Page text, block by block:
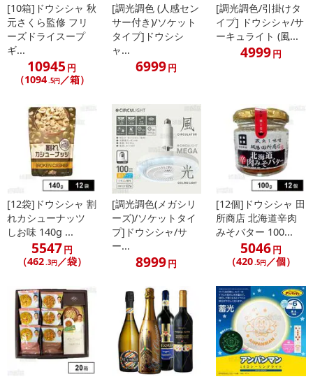
[10箱]ドウシシャ 秋
元さくら監修 フリ
ーズドライスープ
ギ...
10945 円
（1094.5円／箱）
[調光調色 (人感セン
サー付き)/ソケット
タイプ]ドウシシ
ャ...
6999円
[調光調色/引掛けタ
イプ] ドウシシャ/サ
ーキュライト (風...
4999円
[12袋]ドウシシャ 割
れカシューナッツ
しお味 140g ...
5547円
（462.3円／袋）
[調光調色(メガシリ
ーズ)/ソケットタイ
プ]ドウシシャ/サ
ー...
8999円
[12個]ドウシシャ 田
所商店 北海道辛肉
みそバター 100...
5046円
（420.5円／個）